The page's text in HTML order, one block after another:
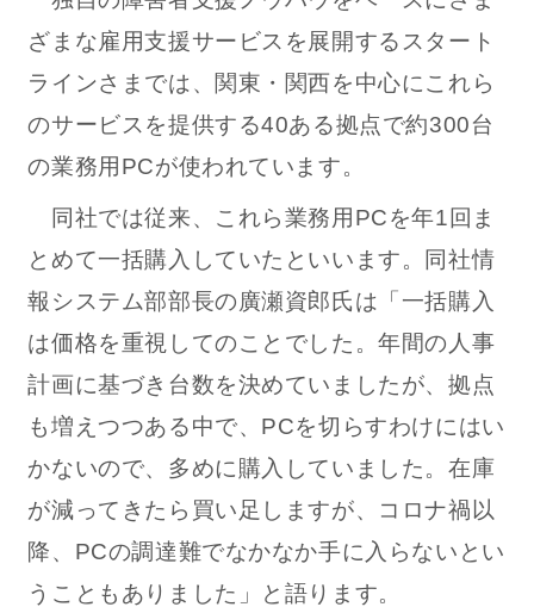
ざまな雇用支援サービスを展開するスタート
ラインさまでは、関東・関西を中心にこれら
のサービスを提供する40ある拠点で約300台
の業務用PCが使われています。
同社では従来、これら業務用PCを年1回ま
とめて一括購入していたといいます。同社情
報システム部部長の廣瀬資郎氏は「一括購入
は価格を重視してのことでした。年間の人事
計画に基づき台数を決めていましたが、拠点
も増えつつある中で、PCを切らすわけにはい
かないので、多めに購入していました。在庫
が減ってきたら買い足しますが、コロナ禍以
降、PCの調達難でなかなか手に入らないとい
うこともありました」と語ります。